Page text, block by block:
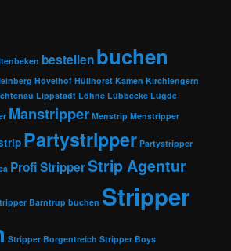
bestellenbuchen
Hövelhof Hüllhorst Kamen Kirchlengern
Lippstadt Löhne Lübbecke Lügde
Manstripper Menstrip Menstripper
Partystripper Partystripper
Profi StripperStrip Agentur
Barntrup buchen Stripper
Stripper Borgentreich Stripper Boys